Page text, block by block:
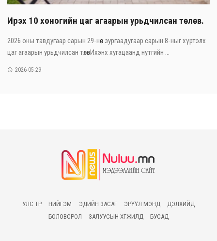
Ирэх 10 хоногийн цаг агаарын урьдчилсан төлөв.
2026 оны тавдугаар сарын 29-нөөс зургаадугаар сарын 8-ныг хүртэлх
цаг агаарын урьдчилсан төлөвИхэнх хугацаанд нутгийн ...
2026-05-29
УЛС ТӨР НИЙГЭМ ЭДИЙН ЗАСАГ ЭРҮҮЛ МЭНД
ДЭЛХИЙД
БОЛОВСРОЛ
ЗАЛУУСЫН ХӨГЖИЛД БУСАД